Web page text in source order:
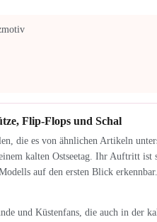
Flip-Flops und Schal
die es von ähnlichen Artikeln
kalten Ostseetag. Ihr Auftritt
auf den ersten Blick erkennbar.
und Küstenfans, die auch in der